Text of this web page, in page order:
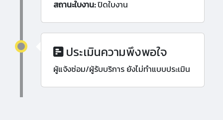
สถานะใบงาน:ปิดใบงาน
ประเมินความพึงพอใจ
ผู้แจ้งซ่อม/ผู้รับบริการ ยังไม่ทำแบบประเมิน